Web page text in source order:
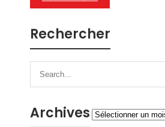
Rechercher
ArchivesArchives